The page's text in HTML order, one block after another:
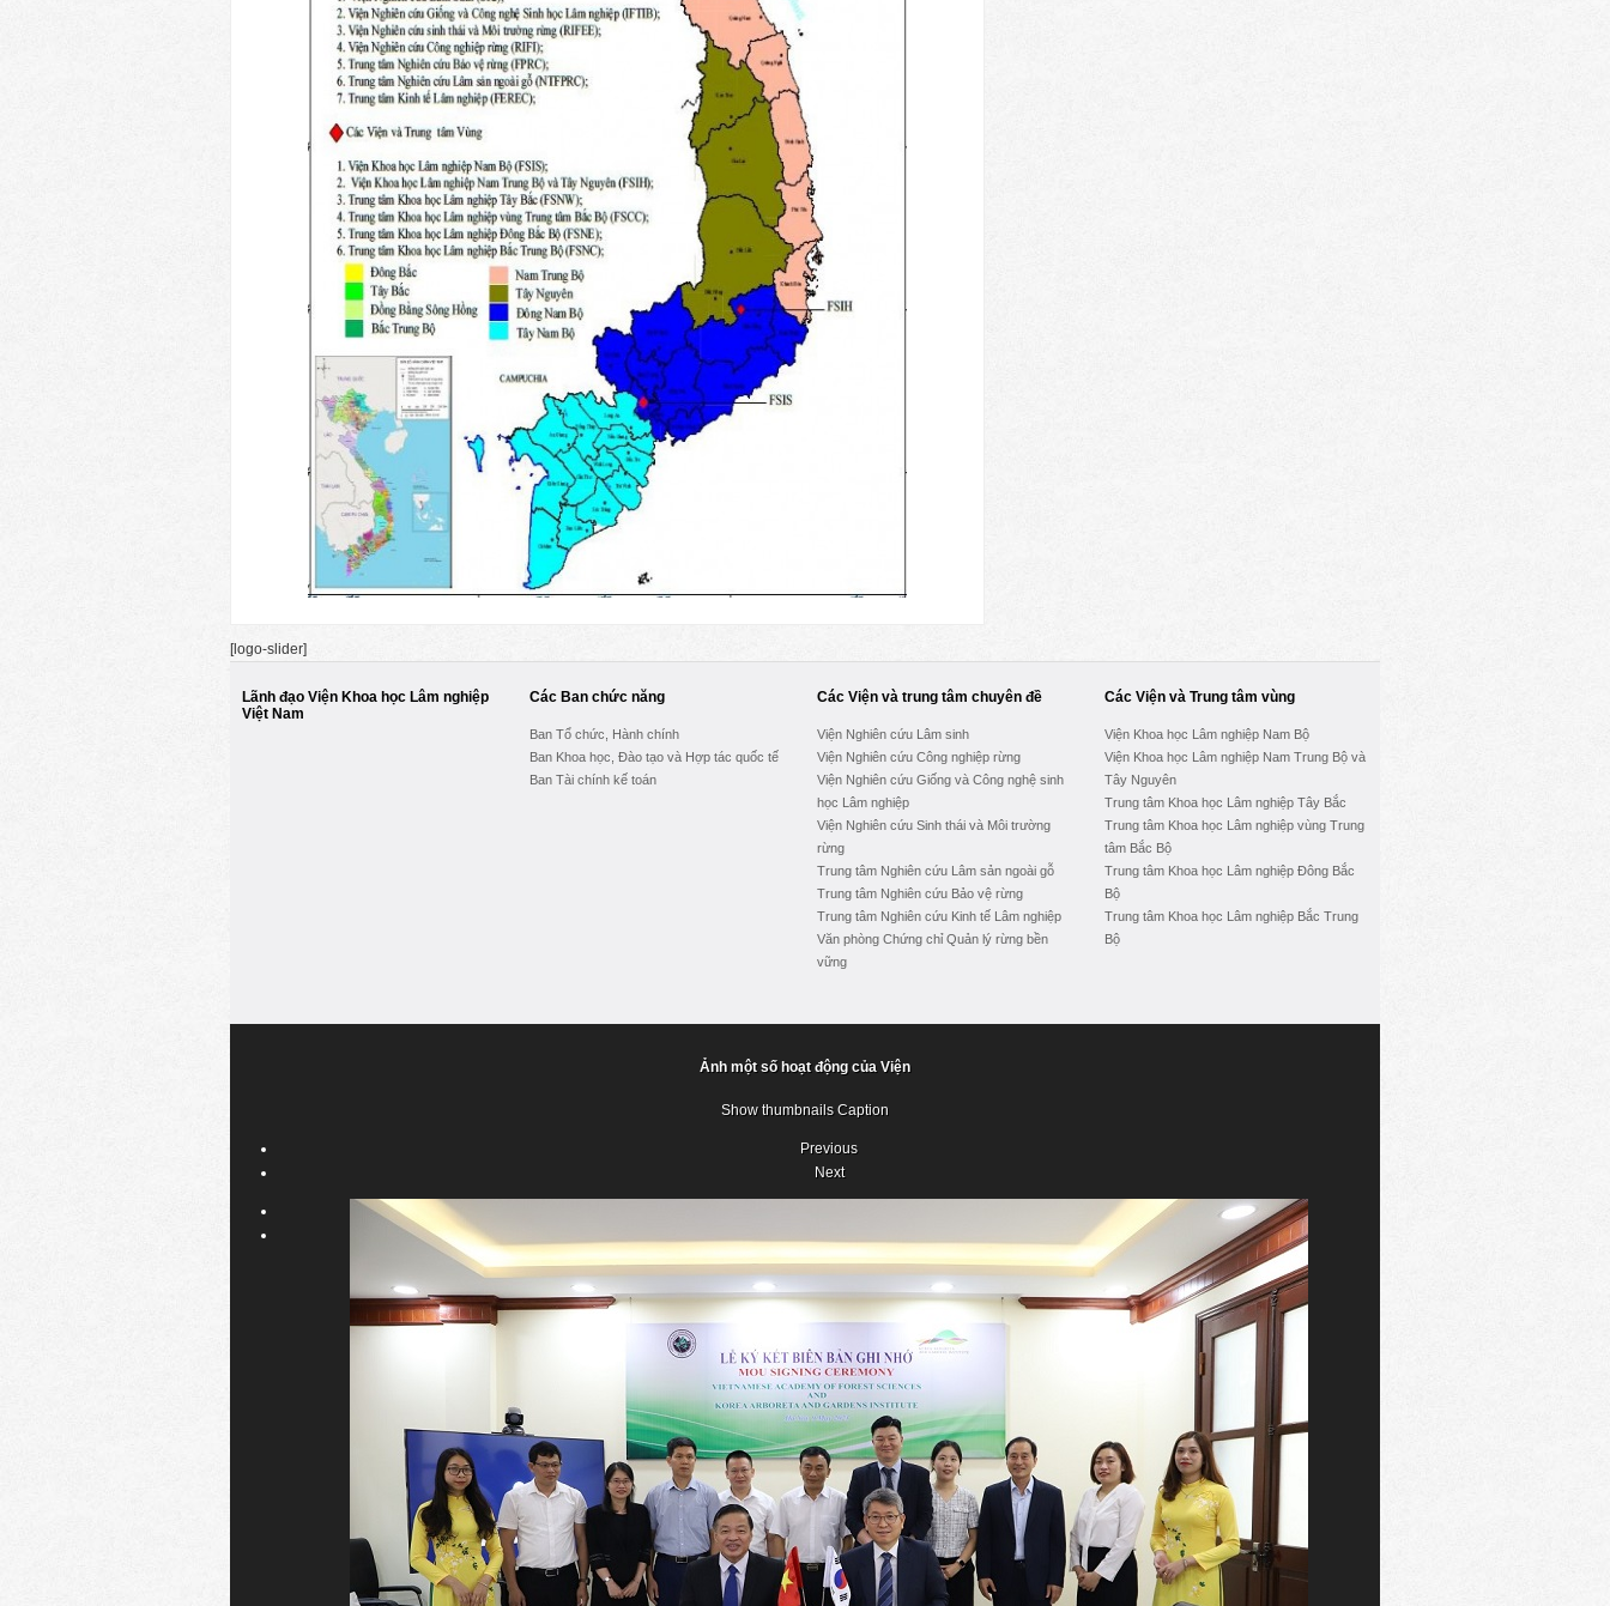
[logo-slider]
Lãnh đạo Viện Khoa học Lâm nghiệp
Việt Nam
Các Ban chức năng
Ban Tổ chức, Hành chính
Ban Khoa học, Đào tạo và Hợp tác quốc tế
Ban Tài chính kế toán
Các Viện và trung tâm chuyên đề
Viện Nghiên cứu Lâm sinh
Viện Nghiên cứu Công nghiệp rừng
Viện Nghiên cứu Giống và Công nghệ sinh
học Lâm nghiệp
Viện Nghiên cứu Sinh thái và Môi trường
rừng
Trung tâm Nghiên cứu Lâm sản ngoài gỗ
Trung tâm Nghiên cứu Bảo vệ rừng
Trung tâm Nghiên cứu Kinh tế Lâm nghiệp
Văn phòng Chứng chỉ Quản lý rừng bền
vững
Các Viện và Trung tâm vùng
Viện Khoa học Lâm nghiệp Nam Bộ
Viện Khoa học Lâm nghiệp Nam Trung Bộ và
Tây Nguyên
Trung tâm Khoa học Lâm nghiệp Tây Bắc
Trung tâm Khoa học Lâm nghiệp vùng Trung
tâm Bắc Bộ
Trung tâm Khoa học Lâm nghiệp Đông Bắc
Bộ
Trung tâm Khoa học Lâm nghiệp Bắc Trung
Bộ
Ảnh một số hoạt động của Viện
Show thumbnails Caption
Previous
Next